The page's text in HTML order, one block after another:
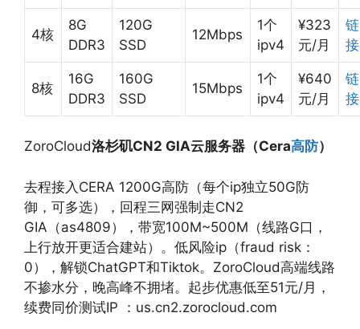
4核
8G
DDR3
120G
SSD
12Mbps
1个
ipv4
¥323
元/月
链
接
8核
16G
DDR3
160G
SSD
15Mbps
1个
ipv4
¥640
元/月
链
接
ZoroCloud洛杉矶CN2 GIA云服务器（Cera高防）
去程接入CERA 1200G高防（每个ip独立50G防
御，可多选），回程三网强制走CN2
GIA（as4809），带宽100M~500M（线路G口，
上行放开更适合建站）。低风险ip（fraud risk：
0），解锁ChatGPT和Tiktok。ZoroCloud高端线路
不掺水分，晚高峰不拥堵。起步优惠低至51元/月，
续费同价测试IP ：us.cn2.zorocloud.com